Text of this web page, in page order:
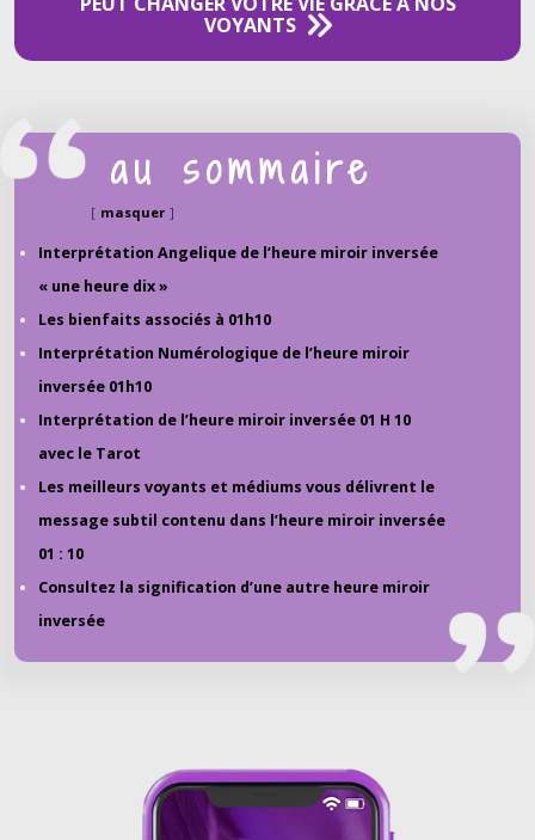
VOYANTS
au sommaire
masquer
Interprétation Angelique de l’heure miroir inversée
« une heure dix »
Les bienfaits associés à 01h10
Interprétation Numérologique de l’heure miroir
inversée 01h10
Interprétation de l’heure miroir inversée 01 H 10
avec le Tarot
Les meilleurs voyants et médiums vous délivrent le
message subtil contenu dans l’heure miroir inversée
01 : 10
Consultez la signification d’une autre heure miroir
inversée